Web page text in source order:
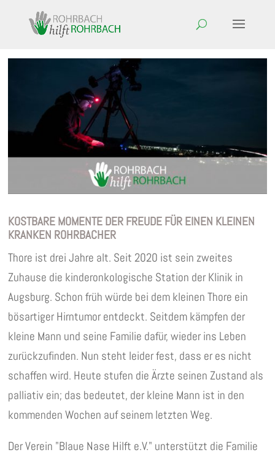
KOSTBARE MOMENTE DER FREUDE FÜR EINEN KLEINEN
KRANKEN ROHRBACHER
Thore ist drei Jahre alt. Seit 2020 ist sein zweites
Zuhause die kinderonkologische Station der Klinik in
Augsburg. Schon früh würde bei dem kleinen Thore ein
bösartiger Hirntumor entdeckt. Seitdem kämpfen der
kleine Mann und seine Familie dafür, wieder ins Leben
zurückzufinden. Nun steht leider fest, dass er es nicht
schaffen wird. Heute stufen die Ärzte seinen Zustand als
palliativ ein; das bedeutet, der kleine Mann ist in den
kommenden Wochen auf seinem letzten Weg.
Der Verein "Blaue Nase Hilft e.V." unterstützt die Familie